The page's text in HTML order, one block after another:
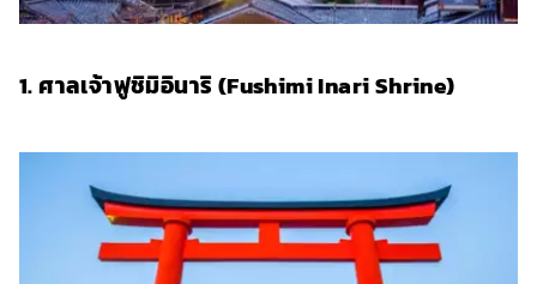
1. ศาลเจ้าฟูชิมิอินาริ (Fushimi Inari Shrine)